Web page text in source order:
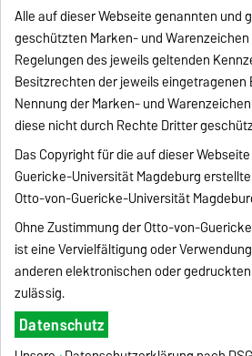
Alle auf dieser Webseite genannten und
geschützten Marken- und
Regelungen des jeweils geltenden
Besitzrechten der jeweils eingetragenen
Nennung der Marken- und
diese nicht durch Rechte Dritter
Das Copyright für die auf dieser
Guericke-Universität Magdeburg
Otto-von-Guericke-Universität
Ohne Zustimmung der Otto-von-
ist eine Vervielfältigung oder
anderen elektronischen oder
zulässig.
Datenschutz